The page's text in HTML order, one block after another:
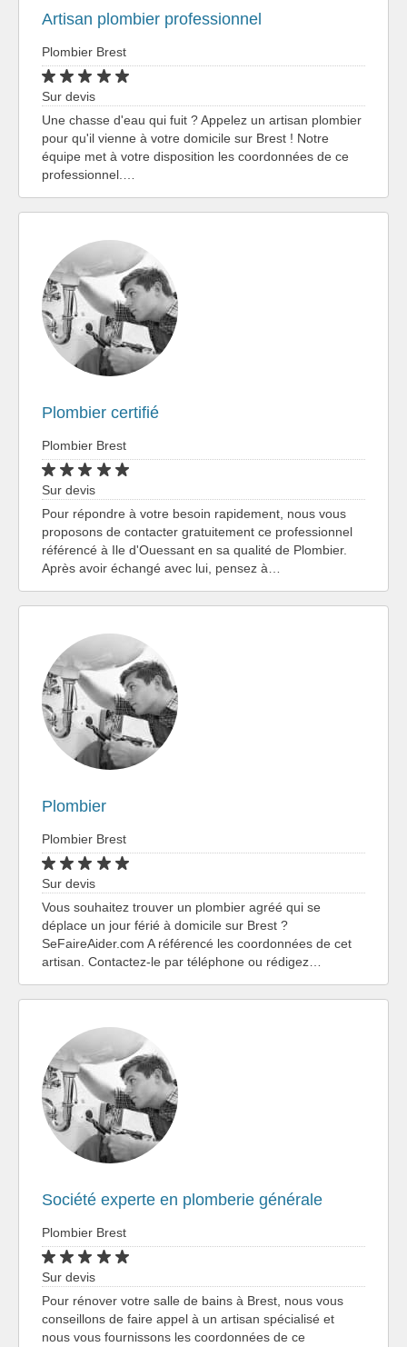
Artisan plombier professionnel
Plombier Brest
Sur devis
Une chasse d'eau qui fuit ? Appelez un artisan plombier
pour qu'il vienne à votre domicile sur Brest ! Notre
équipe met à votre disposition les coordonnées de ce
professionnel.…
Plombier certifié
Plombier Brest
Sur devis
Pour répondre à votre besoin rapidement, nous vous
proposons de contacter gratuitement ce professionnel
référencé à Ile d'Ouessant en sa qualité de Plombier.
Après avoir échangé avec lui, pensez à…
Plombier
Plombier Brest
Sur devis
Vous souhaitez trouver un plombier agréé qui se
déplace un jour férié à domicile sur Brest ?
SeFaireAider.com A référencé les coordonnées de cet
artisan. Contactez-le par téléphone ou rédigez…
Société experte en plomberie générale
Plombier Brest
Sur devis
Pour rénover votre salle de bains à Brest, nous vous
conseillons de faire appel à un artisan spécialisé et
nous vous fournissons les coordonnées de ce